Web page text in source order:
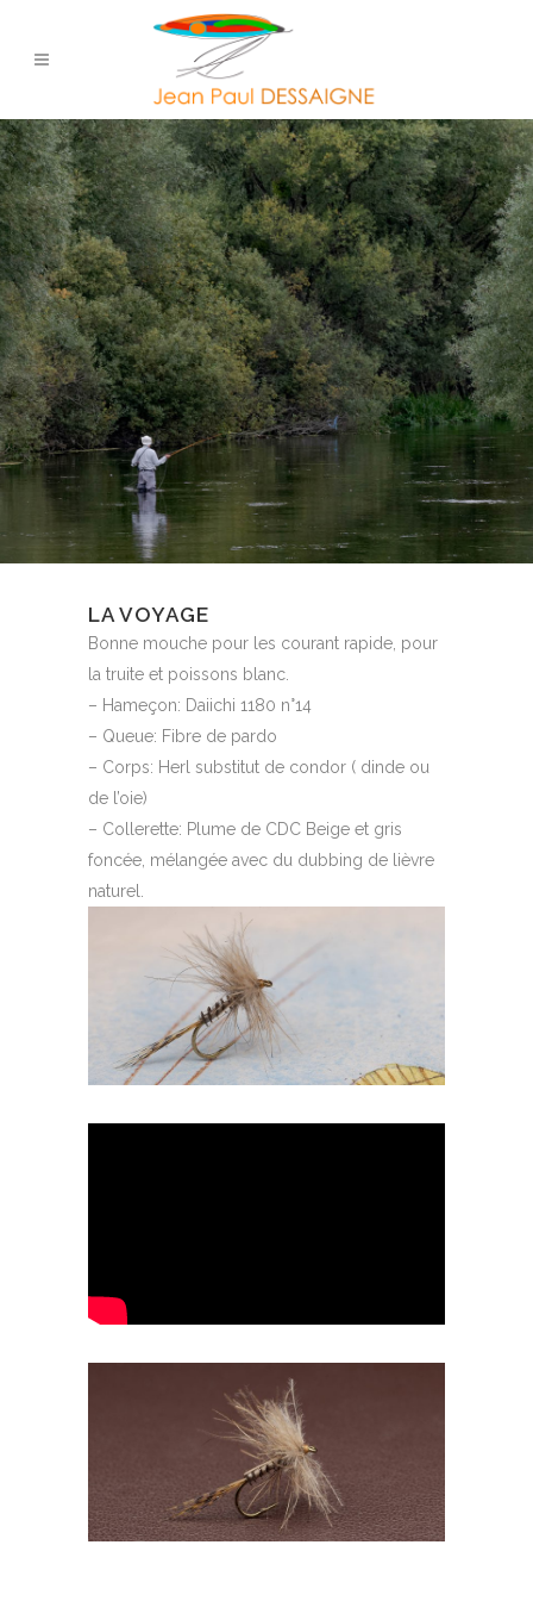
LA VOYAGE
Bonne mouche pour les courant rapide, pour
la truite et poissons blanc.
– Hameçon: Daiichi 1180 n°14
– Queue: Fibre de pardo
– Corps: Herl substitut de condor ( dinde ou
de l’oie)
– Collerette: Plume de CDC Beige et gris
foncée, mélangée avec du dubbing de lièvre
naturel.